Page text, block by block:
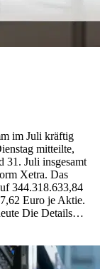
im Juli kräftig
mitteilte,
31. Juli insgesamt
Xetra. Das
344.318.633,84
Euro je Aktie.
Die Details…